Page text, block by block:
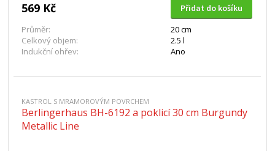
569 Kč
Přidat do košíku
Průměr:
20 cm
Celkový objem:
2.5 l
Indukční ohřev:
Ano
KASTROL S MRAMOROVÝM POVRCHEM
Berlingerhaus BH-6192 a poklicí 30 cm Burgundy
Metallic Line